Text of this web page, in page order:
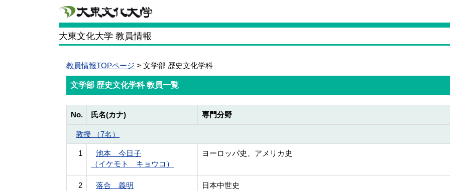
大東文化大学 教員情報
教員情報TOPページ > 文学部 歴史文化学科
文学部 歴史文化学科 教員一覧
No. 氏名(カナ) 専門分野
教授 （7名）
1
池本 今日子
（イケモト キョウコ）
ヨーロッパ史、アメリカ史
2
落合 義明
日本中世史